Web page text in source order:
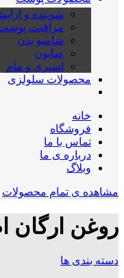
شوینده و
مراقبت
شامپو بدن
صابون
اسپری و مام
محصولات سلولزی
خانه
فروشگاه
تماس با ما
درباره ی ما
وبلاگ
مشاهده ی تمام محصولات
روغن ارگان
دسته بندی ها